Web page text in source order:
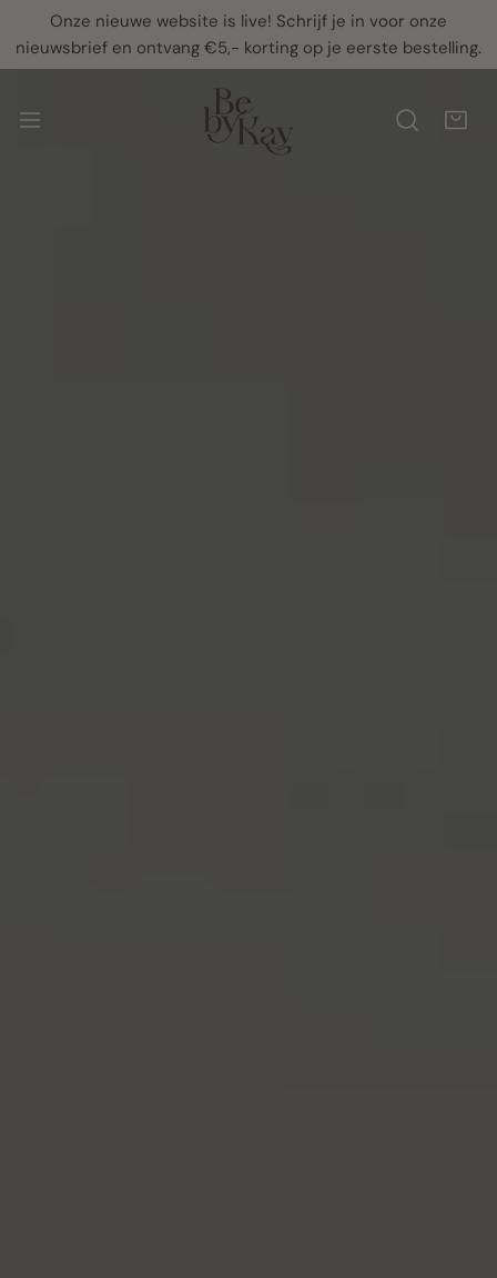
NAAR ARTIKEL
Onze nieuwe website is live! Schrijf je in voor onze
nieuwsbrief en ontvang €5,- korting op je eerste bestelling.